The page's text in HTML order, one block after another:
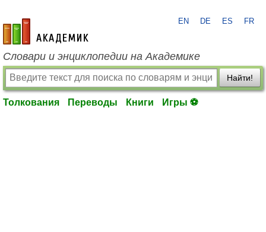
academic.ru
EN DE ES FR
Словари и энциклопедии на Академике
Найти!
Толкования Переводы Книги Игры ⚽